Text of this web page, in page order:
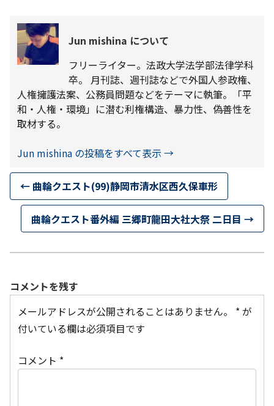
Jun mishina について
フリーライター。法政大学法学部法律学科
卒。 月刊誌、週刊誌などで外国人参政権、
人権擁護法案、公務員問題などをテーマに執筆。「平
和・人権・環境」に潜む利権構造、暴力性、偽善性を
取材する。
Jun mishina の投稿をすべて表示 →
← 曲輪クエスト(99)静岡市清水区西久保車形
曲輪クエスト番外編 三郷町龍田大社大祭 二日目 →
コメントを残す
メールアドレスが公開されることはありません。
*が
付いている欄は必須項目です
コメント *